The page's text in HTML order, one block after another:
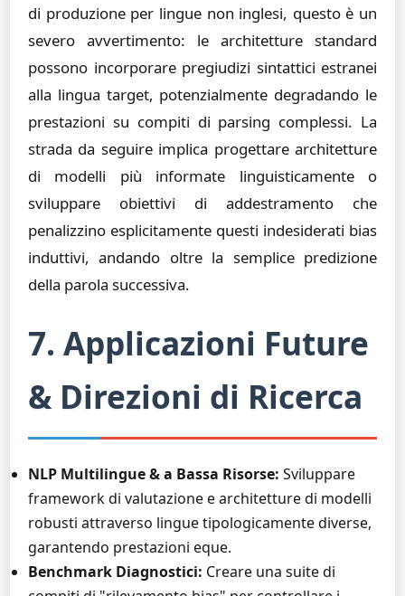
di produzione per lingue non inglesi, questo è un
severo avvertimento: le architetture standard
possono incorporare pregiudizi sintattici estranei
alla lingua target, potenzialmente degradando le
prestazioni su compiti di parsing complessi. La
strada da seguire implica progettare architetture
di modelli più informate linguisticamente o
sviluppare obiettivi di addestramento che
penalizzino esplicitamente questi indesiderati bias
induttivi, andando oltre la semplice predizione
della parola successiva.
7. Applicazioni Future
& Direzioni di Ricerca
NLP Multilingue & a Bassa Risorse: Sviluppare
framework di valutazione e architetture di modelli
robusti attraverso lingue tipologicamente diverse,
garantendo prestazioni eque.
Benchmark Diagnostici: Creare una suite di